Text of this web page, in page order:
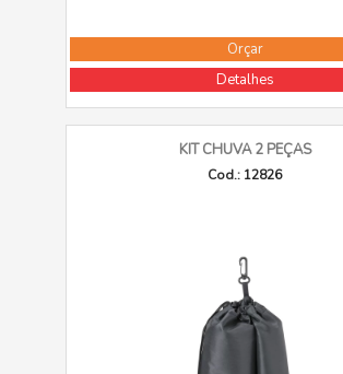
Orçar
Detalhes
KIT CHUVA 2 PEÇAS
Cod.: 12826